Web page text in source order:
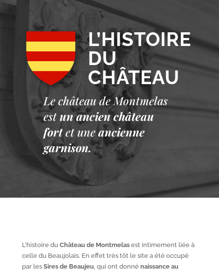
L’HISTOIRE
DU
CHÂTEAU
Le château de Montmelas
est un ancien château
fort et une ancienne
garnison.
L’histoire duChâteau de Montmelasest intimement liée à
celle du Beaujolais. En effet très tôt le site a été occupé
par les Sires de Beaujeu, qui ont donné naissance au